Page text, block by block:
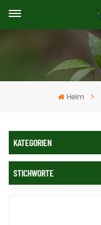
Heim
KATEGORIEN
STICHWORTE